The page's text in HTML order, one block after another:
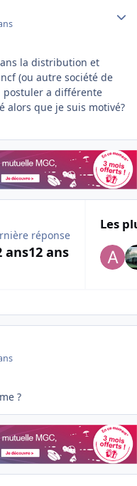
la distribution et
(ou autre société de
postuler a différente
alors que je suis motivé?
réponse
ans12 ans
Les
topic overview
?